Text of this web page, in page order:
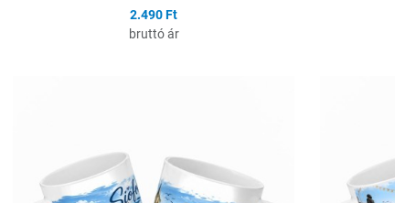
2.490 Ft
bruttó ár
Gyors nézet